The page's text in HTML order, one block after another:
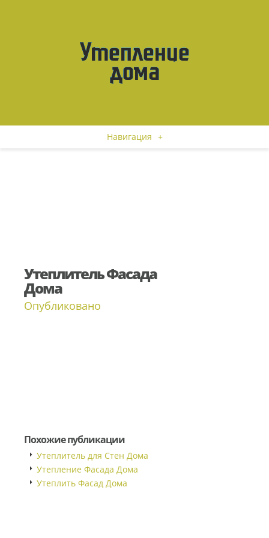
Навигация +
Утеплитель Фасада
Дома
Опубликовано
Похожие публикации
Утеплитель для Стен Дома
Утепление Фасада Дома
Утеплить Фасад Дома